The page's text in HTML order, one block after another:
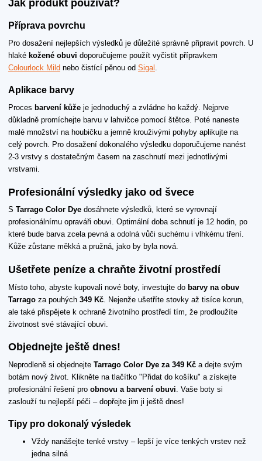
Jak produkt používat?
Příprava povrchu
Pro dosažení nejlepších výsledků je důležité správně připravit povrch. U
hlaké kožené obuvi doporučujeme použít vyčistit přípravkem
Colourlock Mild nebo čistící pěnou od Sigal
Aplikace barvy
Proces barvení kůže je jednoduchý a zvládne ho každý. Nejprve
důkladně promíchejte barvu v lahvičce pomocí štětce. Poté naneste
malé množství na houbičku a jemně krouživými pohyby aplikujte na
celý povrch. Pro dosažení dokonalého výsledku doporučujeme nanést
2-3 vrstvy s dostatečným časem na zaschnutí mezi jednotlivými
vrstvami.
Profesionální výsledky jako od švece
S Tarrago Color Dye dosáhnete výsledků, které se vyrovnají
profesionálnímu opraváři obuvi. Optimální doba schnutí je 12 hodin, po
které bude barva zcela pevná a odolná vůči suchému i vlhkému tření.
Kůže zůstane měkká a pružná, jako by byla nová.
Ušetřete peníze a chraňte životní prostředí
Místo toho, abyste kupovali nové boty, investujte do barvy na obuv
Tarrago za pouhých 349 Kč . Nejenže ušetříte stovky až tisíce korun,
ale také přispějete k ochraně životního prostředí tím, že prodloužíte
životnost své stávající obuvi.
Objednejte ještě dnes!
Neprodleně si objednejte Tarrago Color Dye za 349 Kč a dejte svým
botám nový život. Klikněte na tlačítko "Přidat do košíku" a získejte
profesionální řešení pro obnovu a barvení obuvi . Vaše boty si
zaslouží tu nejlepší péči – dopřejte jim ji ještě dnes!
Tipy pro dokonalý výsledek
Vždy nanášejte tenké vrstvy – lepší je více tenkých vrstev než
jedna silná